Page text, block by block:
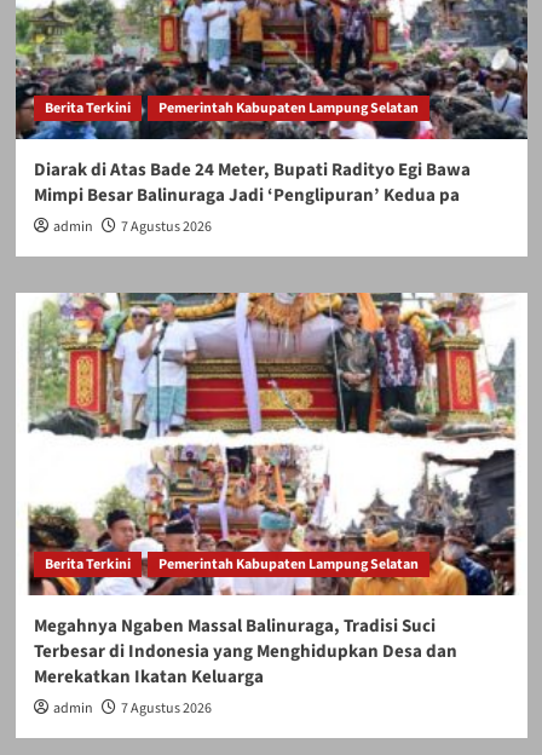
Berita Terkini Pemerintah Kabupaten Lampung Selatan
Diarak di Atas Bade 24 Meter, Bupati Radityo Egi Bawa
Mimpi Besar Balinuraga Jadi ‘Penglipuran’ Kedua pa
admin 7 Agustus 2026
Berita Terkini Pemerintah Kabupaten Lampung Selatan
Megahnya Ngaben Massal Balinuraga, Tradisi Suci
Terbesar di Indonesia yang Menghidupkan Desa dan
Merekatkan Ikatan Keluarga
admin 7 Agustus 2026